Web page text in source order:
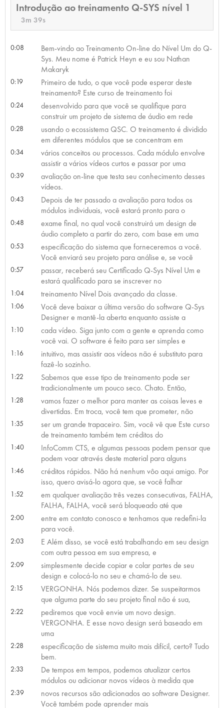
Introdução ao treinamento Q-SYS nível 1
3m 39s
0:08
Bem-vindo ao Treinamento On-line do Nível Um do Q-
Sys. Meu nome é Patrick Heyn e eu sou Nathan
Makaryk
0:19
Primeiro de tudo, o que você pode esperar deste
treinamento? Este curso de treinamento foi
0:24
desenvolvido para que você se qualifique para
construir um projeto de sistema de áudio em rede
0:28
usando o ecossistema QSC. O treinamento é dividido
em diferentes módulos que se concentram em
0:34
vários conceitos ou processos. Cada módulo envolve
assistir a vários vídeos curtos e passar por uma
0:39
avaliação on-line que testa seu conhecimento desses
vídeos.
0:43
Depois de ter passado a avaliação para todos os
módulos individuais, você estará pronto para o
0:48
exame final, no qual você construirá um design de
áudio completo a partir do zero, com base em uma
0:53
especificação do sistema que forneceremos a você.
Você enviará seu projeto para análise e, se você
0:57
passar, receberá seu Certificado Q-Sys Nível Um e
estará qualificado para se inscrever no
1:04 treinamento Nível Dois avançado da classe.
1:06
Você deve baixar a última versão do software Q-Sys
Designer e mantê-la aberta enquanto assiste a
1:10
cada vídeo. Siga junto com a gente e aprenda como
você vai. O software é feito para ser simples e
1:16
intuitivo, mas assistir aos vídeos não é substituto para
fazê-lo sozinho.
1:22
Sabemos que esse tipo de treinamento pode ser
tradicionalmente um pouco seco. Chato. Então,
1:28
vamos fazer o melhor para manter as coisas leves e
divertidas. Em troca, você tem que prometer, não
1:35
ser um grande trapaceiro. Sim, você vê que Este curso
de treinamento também tem créditos do
1:40
InfoComm CTS, e algumas pessoas podem pensar que
podem voar através deste material para alguns
1:46
créditos rápidos. Não há nenhum vôo aqui amigo. Por
isso, quero avisá-lo agora que, se você falhar
1:52
em qualquer avaliação três vezes consecutivas, FALHA,
FALHA, FALHA, você será bloqueado até que
2:00
entre em contato conosco e tenhamos que redefini-la
para você.
2:03
E Além disso, se você está trabalhando em seu design
com outra pessoa em sua empresa, e
2:09
simplesmente decide copiar e colar partes de seu
design e colocá-lo no seu e chamá-lo de seu.
2:15
VERGONHA. Nós podemos dizer. Se suspeitarmos
que alguma parte do seu projeto final não é sua,
2:22
pediremos que você envie um novo design.
VERGONHA. E esse novo design será baseado em
uma
2:28
especificação de sistema muito mais difícil, certo? Tudo
bem.
2:33
De tempos em tempos, podemos atualizar certos
módulos ou adicionar novos vídeos à medida que
2:39
novos recursos são adicionados ao software Designer.
Você também pode aprender mais